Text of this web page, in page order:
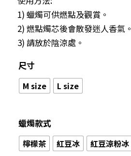
1) 蠟燭可供燃點及觀賞。
2) 燃點燭芯後會散發迷人香氣。
3) 請放於陰涼處。
尺寸
M size L size
蠟燭款式
檸檬茶 紅豆冰 紅豆涼粉冰